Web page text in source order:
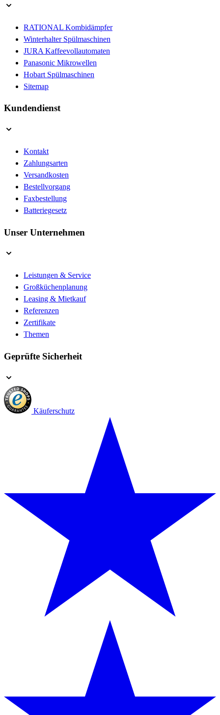
RATIONAL Kombidämpfer
Winterhalter Spülmaschinen
JURA Kaffeevollautomaten
Panasonic Mikrowellen
Hobart Spülmaschinen
Sitemap
Kundendienst
Kontakt
Zahlungsarten
Versandkosten
Bestellvorgang
Faxbestellung
Batteriegesetz
Unser Unternehmen
Leistungen & Service
Großküchenplanung
Leasing & Mietkauf
Referenzen
Zertifikate
Themen
Geprüfte Sicherheit
Käuferschutz